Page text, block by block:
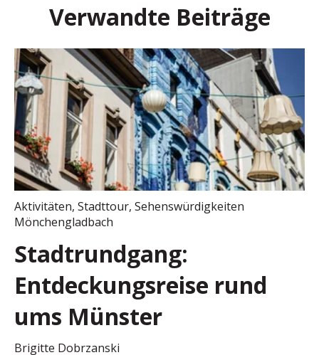
Verwandte Beiträge
Aktivitäten, Stadttour, Sehenswürdigkeiten
Mönchengladbach
Stadtrundgang:
Entdeckungsreise rund
ums Münster
Brigitte Dobrzanski